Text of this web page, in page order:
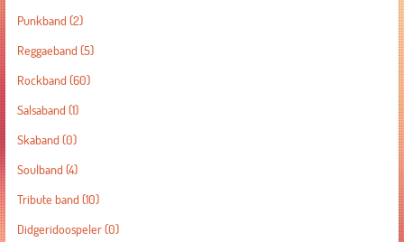
Punkband (2)
Reggaeband (5)
Rockband (60)
Salsaband (1)
Skaband (0)
Soulband (4)
Tribute band (10)
Didgeridoospeler(0)